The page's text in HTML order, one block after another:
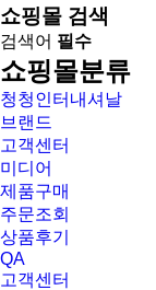
쇼핑몰 검색
검색어 필수
쇼핑몰분류
청청인터내셔날
브랜드
고객센터
미디어
제품구매
주문조회
상품후기
QA
고객센터